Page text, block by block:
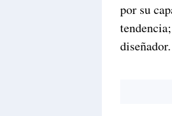
por su
diseñador.